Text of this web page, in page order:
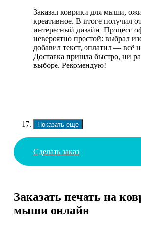
Заказал коврики для мыши,
креативное. В итоге получил
интересный дизайн. Процесс
невероятно простой: выбрал
добавил текст, оплатил — всё
Доставка пришла быстро, ни
выборе. Рекомендую!
Показать еще
Сделать заказ
Заказать печать на
мыши онлайн